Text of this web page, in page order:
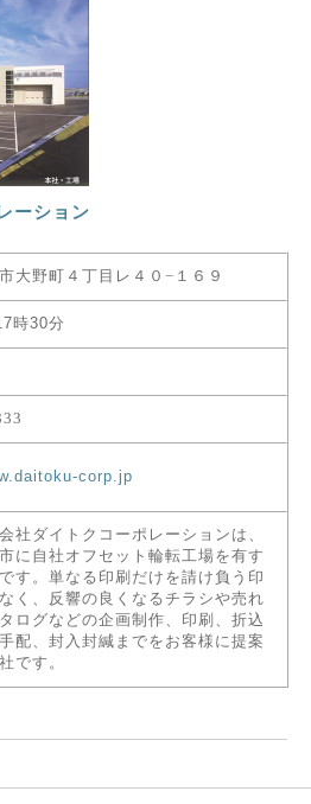
ーション
大野町４丁目レ４０−１６９
時30分
corp.jp
社ダイトクコーポレーションは、
に自社オフセット輪転工場を有す
す。単なる印刷だけを請け負う印
く、反響の良くなるチラシや売れ
ログなどの企画制作、印刷、折込
配、封入封緘までをお客様に提案
です。